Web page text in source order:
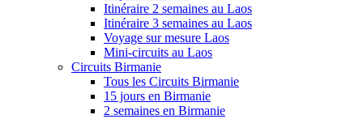
Itinéraire 2 semaines au Laos
Itinéraire 3 semaines au Laos
Voyage sur mesure Laos
Mini-circuits au Laos
Circuits Birmanie
Tous les Circuits Birmanie
15 jours en Birmanie
2 semaines en Birmanie